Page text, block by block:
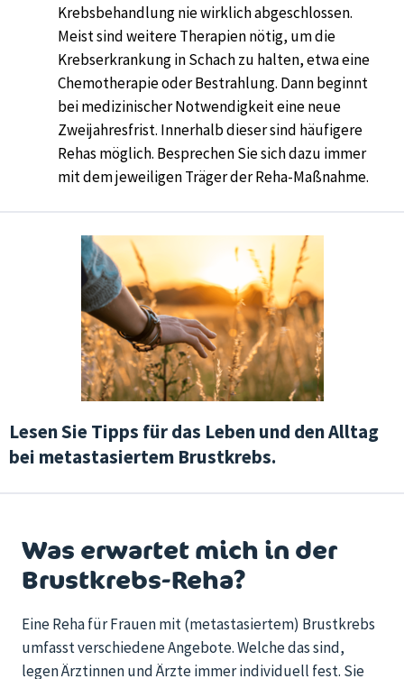
Krebsbehandlung nie wirklich abgeschlossen.
Meist sind weitere Therapien nötig, um die
Krebserkrankung in Schach zu halten, etwa eine
Chemotherapie oder Bestrahlung. Dann beginnt
bei medizinischerNotwendigkeit eine neue
Zweijahresfrist. Innerhalb dieser sind häufigere
Rehas möglich. Besprechen Sie sich dazu immer
mit dem jeweiligen Trägerder Reha-Maßnahme.
Lesen Sie Tipps für das Leben und den Alltag
bei metastasiertem Brustkrebs.
Was erwartet mich in der
Brustkrebs-Reha?
Eine Reha für Frauen mit (metastasiertem) Brustkrebs
umfasst verschiedene Angebote. Welche das sind,
legen Ärztinnen und Ärzte immer individuell fest. Sie